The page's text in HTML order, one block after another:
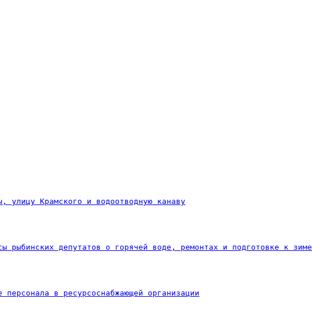
улицу Крамского и водоотводную канаву
рыбинских депутатов о горячей воде, ремонтах и подготовке к зиме
в ресурсоснабжающей организации